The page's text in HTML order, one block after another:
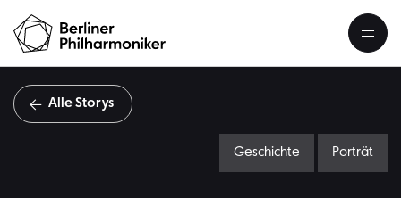
Alle Storys
Geschichte Porträt